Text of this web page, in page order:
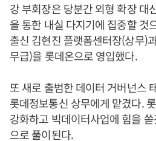
강 부회장은 당분간 외형 확장 대
을 통한 내실 다지기에 집중할 것
출신 김현진 플랫폼센터장(상무)
무급)을 롯데온으로 영입했다.
또 새로 출범한 데이터 거버넌스
롯데정보통신 상무에게 맡겼다.
강화하고 빅데이터사업에 힘을
으로 풀이된다.